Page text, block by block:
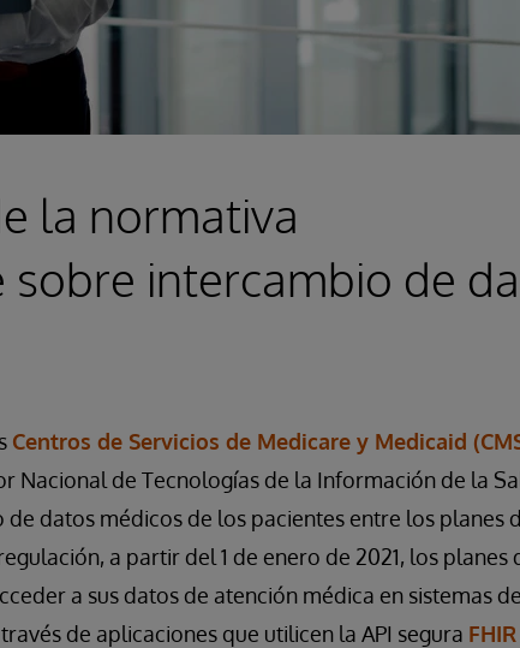
la normativa
sobre intercambio de
Centros de Servicios de Medicare y Medicaid
Nacional de Tecnologías de la Información de la
datos médicos de los pacientes entre los planes
a partir del 1 de enero de 2021, los planes
a sus datos de atención médica en sistemas de
de aplicaciones que utilicen la API segura